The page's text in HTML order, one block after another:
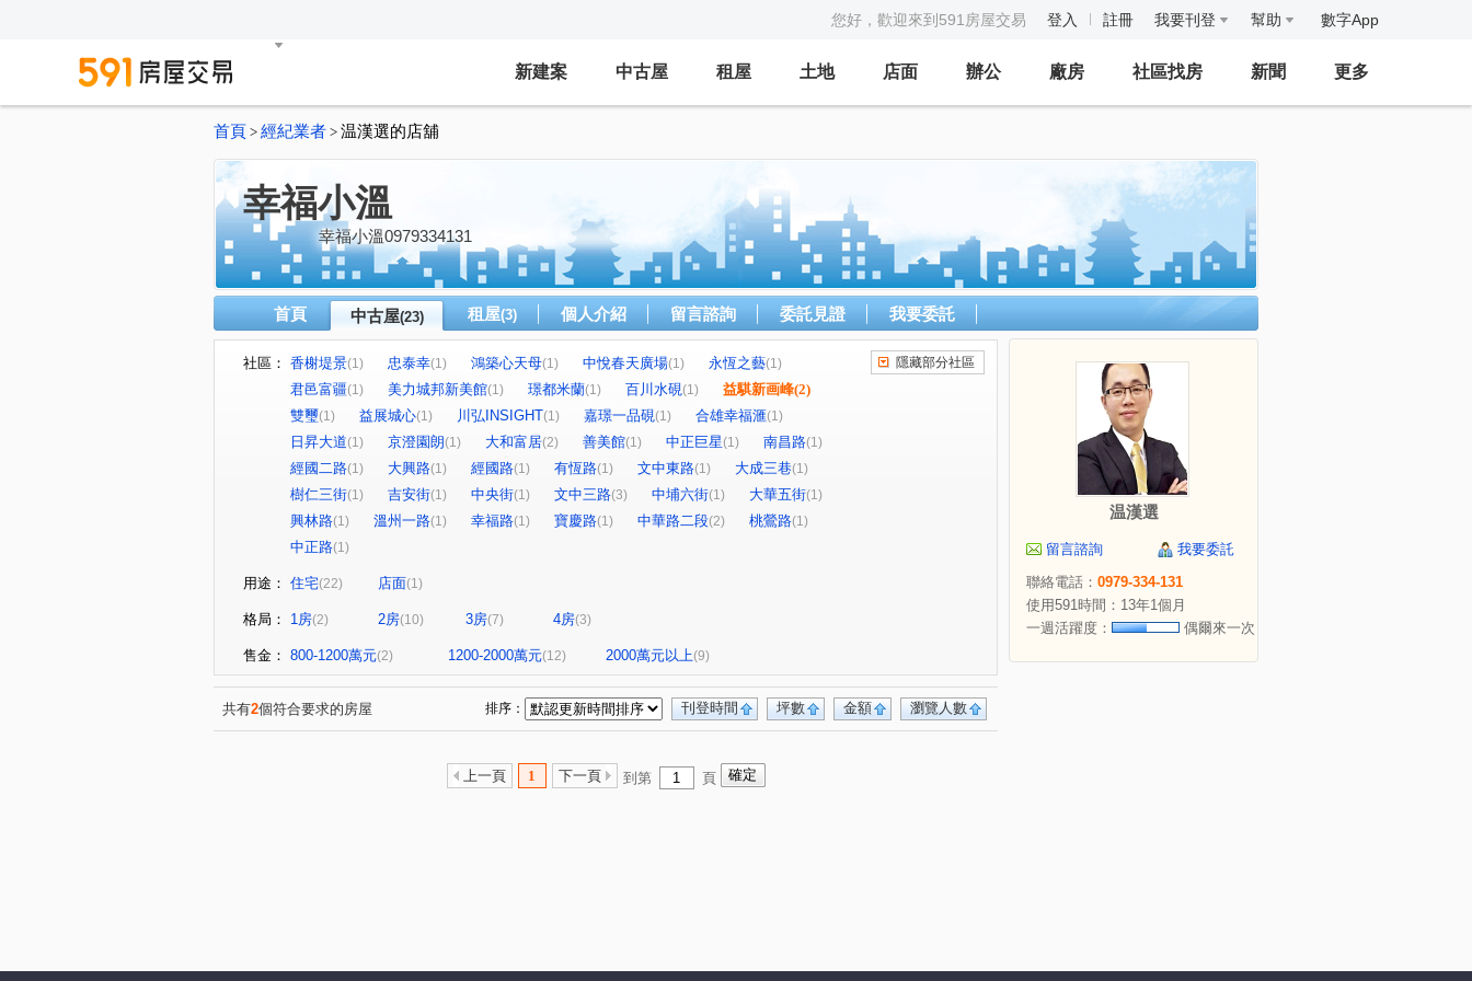
您好，歡迎來到591房屋交易 登入 註冊 我要刊登 幫助 數字App
新建案 中古屋 租屋 土地 店面 辦公 廠房 社區找房 新聞 更多
首頁 > 經紀業者 > 温漢選的店舖
幸福小溫
幸福小溫0979334131
首頁 中古屋(23) 租屋(3) 個人介紹 留言諮詢 委託見證 我要委託
社區： 香榭堤景(1) 忠泰幸(1) 鴻築心天母(1) 中悅春天廣場(1) 永恆之藝(1)
君邑富疆(1) 美力城邦新美館(1) 璟都米蘭(1) 百川水硯(1) 益騏新画峰(2)
雙璽(1) 益展城心(1) 川弘INSIGHT(1) 嘉璟一品硯(1) 合雄幸福滙(1)
日昇大道(1) 京澄園朗(1) 大和富居(2) 善美館(1) 中正巨星(1) 南昌路(1)
經國二路(1) 大興路(1) 經國路(1) 有恆路(1) 文中東路(1) 大成三巷(1)
樹仁三街(1) 吉安街(1) 中央街(1) 文中三路(3) 中埔六街(1) 大華五街(1)
興林路(1) 溫州一路(1) 幸福路(1) 寶慶路(1) 中華路二段(2) 桃鶯路(1)
中正路(1)
隱藏部分社區
用途： 住宅(22) 店面(1)
格局： 1房(2) 2房(10) 3房(7) 4房(3)
售金： 800-1200萬元(2) 1200-2000萬元(12) 2000萬元以上(9)
共有2個符合要求的房屋 瀏覽人數
金額
坪數
刊登時間
排序：
上一頁 1 下一頁 到第 頁
温漢選
留言諮詢
我要委託
聯絡電話： 0979-334-131
使用591時間：13年1個月
一週活躍度：
偶爾來一次